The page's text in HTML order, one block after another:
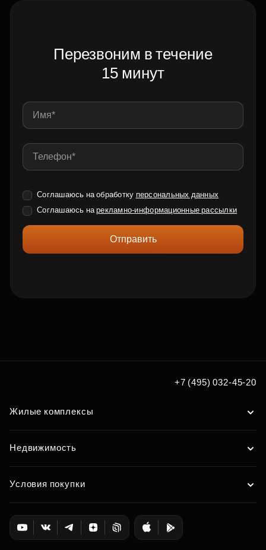
Перезвоним в течение
15 минут
Соглашаюсь на обработку персональных данных
Соглашаюсь нарекламно-информационные рассылки
Отправить
+7 (495) 032-45-20
Жилые комплексы
Недвижимость
Условия покупки